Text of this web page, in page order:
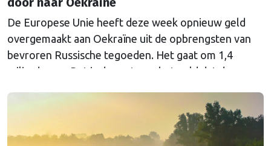
De Europese Unie heeft deze week opnieuw geld
overgemaakt aan Oekraïne uit de opbrengsten van
bevroren Russische tegoeden. Het gaat om 1,4
miljard euro. Dat is de rente op het geld dat de
Euroclear parkeerde. De EU bevroor dat geld na de
Continued